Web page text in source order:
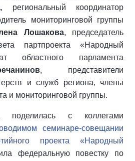
региональный координатор
мониторинговой группы
Лошакова, председатель
партпроекта «Народный
областного парламента
, представители
и служб региона, члены
и мониторинговой группы.
поделилась с коллегами
семинаре-совещании
проекта «Народный
федеральную повестку по